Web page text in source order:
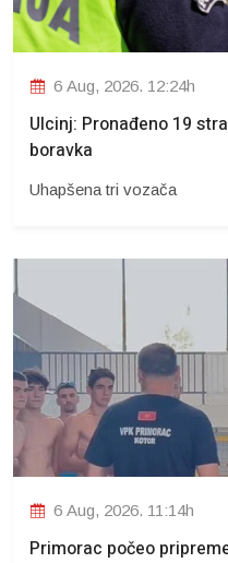
6 Aug, 2026. 12:24h
Ulcinj: Pronađeno 19
boravka
Uhapšena tri vozača
6 Aug, 2026. 11:14h
Primorac počeo